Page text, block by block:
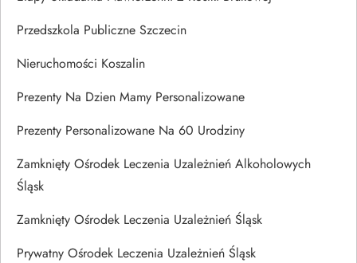
Przedszkola Publiczne Szczecin
Nieruchomości Koszalin
Prezenty Na Dzien Mamy Personalizowane
Prezenty Personalizowane Na 60 Urodziny
Zamknięty Ośrodek Leczenia Uzależnień Alkoholowych
Śląsk
Zamknięty Ośrodek Leczenia Uzależnień Śląsk
Prywatny Ośrodek Leczenia Uzależnień Śląsk